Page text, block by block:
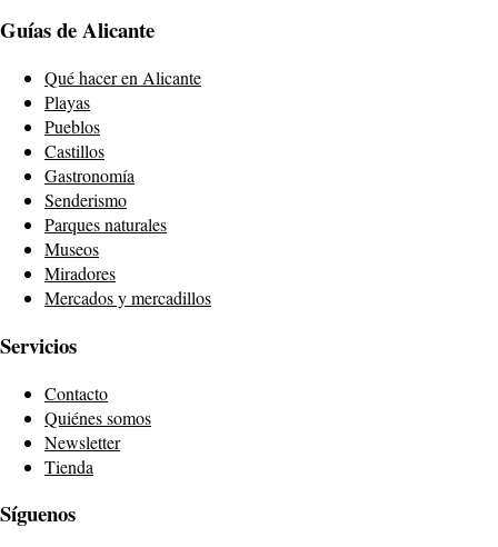
Guías de Alicante
Qué hacer en Alicante
Playas
Pueblos
Castillos
Gastronomía
Senderismo
Parques naturales
Museos
Miradores
Mercados y mercadillos
Servicios
Contacto
Quiénes somos
Newsletter
Tienda
Síguenos